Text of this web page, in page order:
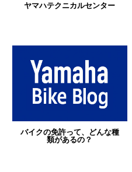
ヤマハテクニカルセンター
バイクの免許って、どんな種
類があるの？